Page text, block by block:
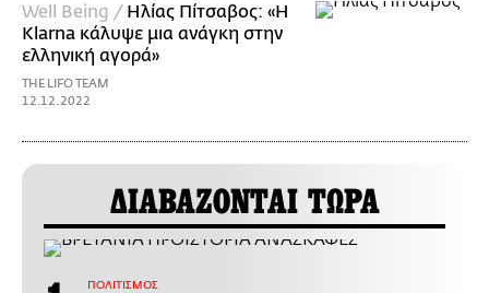
Well Being / Ηλίας Πίτσαβος: «Η
Klarna κάλυψε μια ανάγκη στην
ελληνική αγορά»
THE LIFO TEAM
12.12.2022
ΔΙΑΒΑΖΟΝΤΑΙ ΤΩΡΑ
ΠΟΛΙΤΙΣΜΟΣ